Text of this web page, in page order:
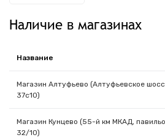
Наличие в магазинах
Название
Магазин Алтуфьево (Алтуфьевское
37с10)
Магазин Кунцево (55-й км МКАД,
32/10)